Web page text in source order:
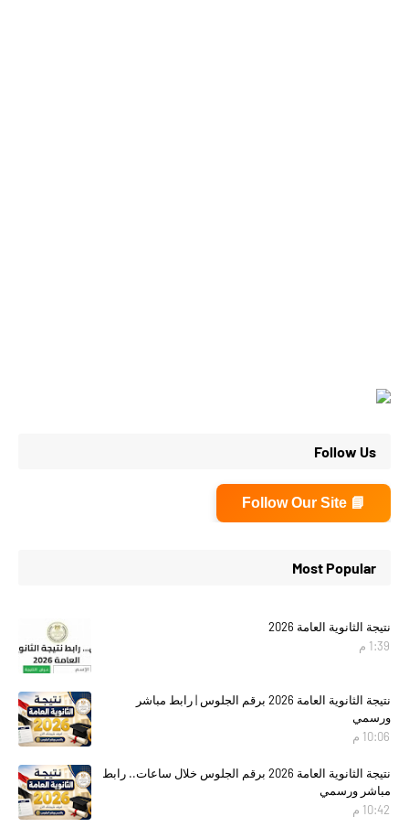
Follow Us
📘 Follow Our Site
Most Popular
نتيجة الثانوية العامة 2026
1:39 م
نتيجة الثانوية العامة 2026 برقم الجلوس | رابط مباشر
ورسمي
10:06 م
نتيجة الثانوية العامة 2026 برقم الجلوس خلال ساعات.. رابط
مباشر ورسمي
10:42 م